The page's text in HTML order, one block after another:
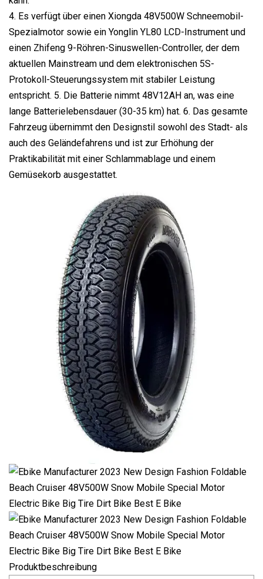
4. Es verfügt über einen Xiongda 48V500W Schneemobil-
Spezialmotor sowie ein Yonglin YL80 LCD-Instrument und
einen Zhifeng 9-Röhren-Sinuswellen-Controller, der dem
aktuellen Mainstream und dem elektronischen 5S-
Protokoll-Steuerungssystem mit stabiler Leistung
entspricht. 5. Die Batterie nimmt 48V12AH an, was eine
lange Batterielebensdauer (30-35 km) hat. 6. Das gesamte
Fahrzeug übernimmt den Designstil sowohl des Stadt- als
auch des Geländefahrens und ist zur Erhöhung der
Praktikabilität mit einer Schlammablage und einem
Gemüsekorb ausgestattet.
Produktbeschreibung